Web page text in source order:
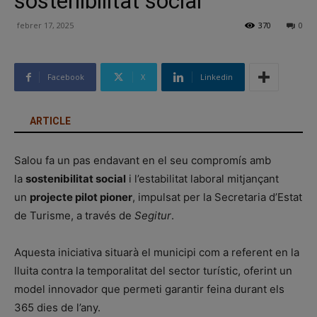
febrer 17, 2025 0
370
Facebook X Linkedin
ARTICLE
Salou fa un pas endavant en el seu compromís amb
la sostenibilitat social i l’estabilitat laboral mitjançant
un projecte pilot pioner, impulsat per la Secretaria d’Estat
de Turisme, a través de Segitur.
Aquesta iniciativa situarà el municipi com a referent en la
lluita contra la temporalitat del sector turístic, oferint un
model innovador que permeti garantir feina durant els
365 dies de l’any.